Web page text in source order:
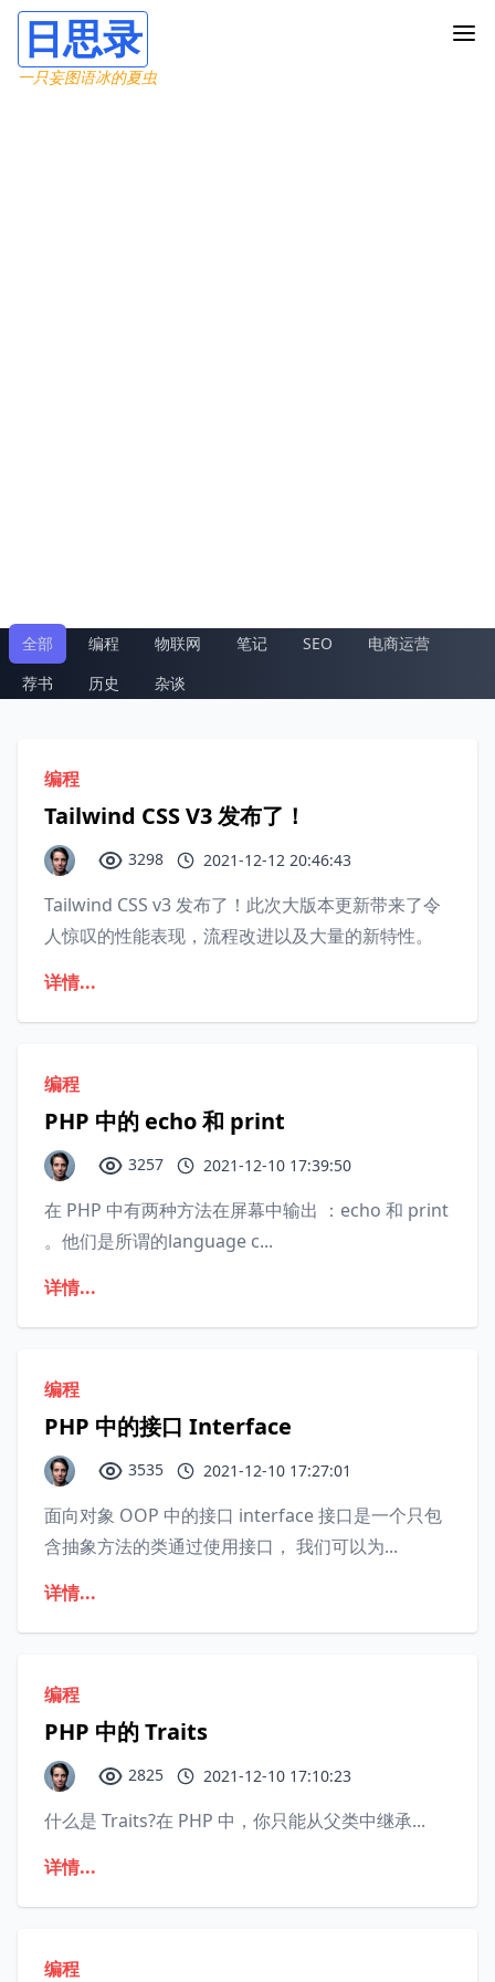
日思录
一只妄图语冰的夏虫
全部 编程 物联网 笔记 SEO
电商运营
荐书
历史 杂谈
编程
Tailwind CSS V3 发布了！
3298 2021-12-12 20:46:43
Tailwind CSS v3 发布了！此次大版本更新带来了令
人惊叹的性能表现，流程改进以及大量的新特性。
详情...
编程
PHP 中的 echo 和 print
3257 2021-12-10 17:39:50
在 PHP 中有两种方法在屏幕中输出 ：echo 和 print
。他们是所谓的language c...
详情...
编程
PHP 中的接口 Interface
3535 2021-12-10 17:27:01
面向对象 OOP 中的接口 interface 接口是一个只包
含抽象方法的类通过使用接口， 我们可以为...
详情...
编程
PHP 中的 Traits
2825 2021-12-10 17:10:23
什么是 Traits?在 PHP 中，你只能从父类中继承...
详情...
编程